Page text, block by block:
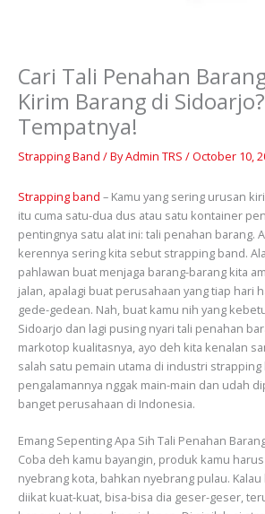
Cari Tali Penahan
Kirim Barang di
Tempatnya!
Strapping Band / ByAdmin TRS /October 10,
Strapping band – Kamu yang sering urusan
itu cuma satu-dua dus atau satu kontainer
pentingnya satu alat ini: tali penahan barang.
kerennya sering kita sebut strapping band.
pahlawan buat menjaga barang-barang kita
jalan, apalagi buat perusahaan yang tiap hari
gede-gedean. Nah, buat kamu nih yang
Sidoarjo dan lagi pusing nyari tali penahan
markotop kualitasnya, ayo deh kita kenalan
salah satu pemain utama di industri strapping
pengalamannya nggak main-main dan udah
banget perusahaan di Indonesia.
Emang Sepenting Apa Sih Tali Penahan
Coba deh kamu bayangin, produk kamu
nyebrang kota, bahkan nyebrang pulau. Kalau
diikat kuat-kuat, bisa-bisa dia geser-geser,